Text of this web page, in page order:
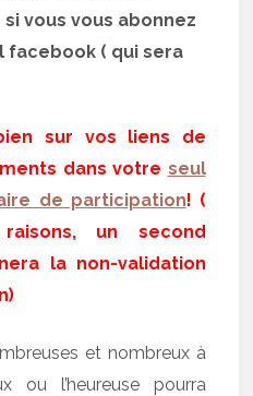
vous vous abonnez
facebook ( qui sera
sur vos liens de
dans votre seul
de participation! (
un second
la non-validation
et nombreux à
ou l’heureuse pourra